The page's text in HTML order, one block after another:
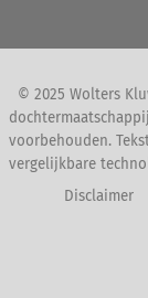
© 2025 Wolters
voorbehouden.
vergelijkbare
Disclaimer